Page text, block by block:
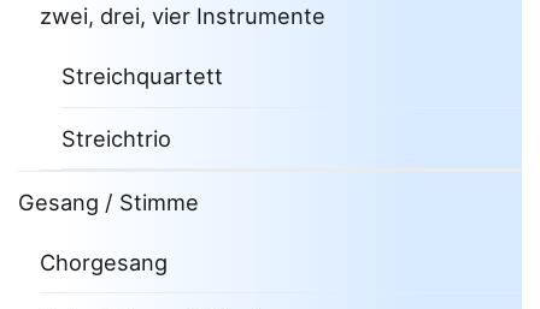
zwei, drei, vier Instrumente
Streichquartett
Streichtrio
Gesang / Stimme
Chorgesang